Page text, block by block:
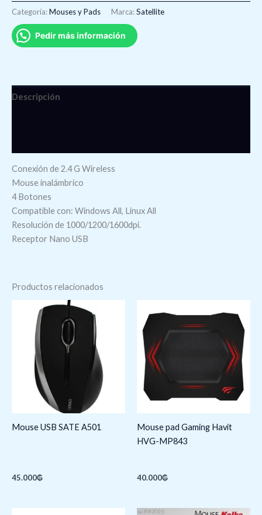
Categoría:Mouses y Pads Marca:Satellite
Pedir más información
Descripción
Conexión de 2.4 G Wireless
Mouse inalámbrico
4 Botones
Compatible con: Windows All, Linux All
Resolución de 1000/1200/1600dpi.
Receptor Nano USB
Productos relacionados
Mouse USB SATE A501
45.000₲
Mouse pad Gaming Havit
HVG-MP843
40.000₲